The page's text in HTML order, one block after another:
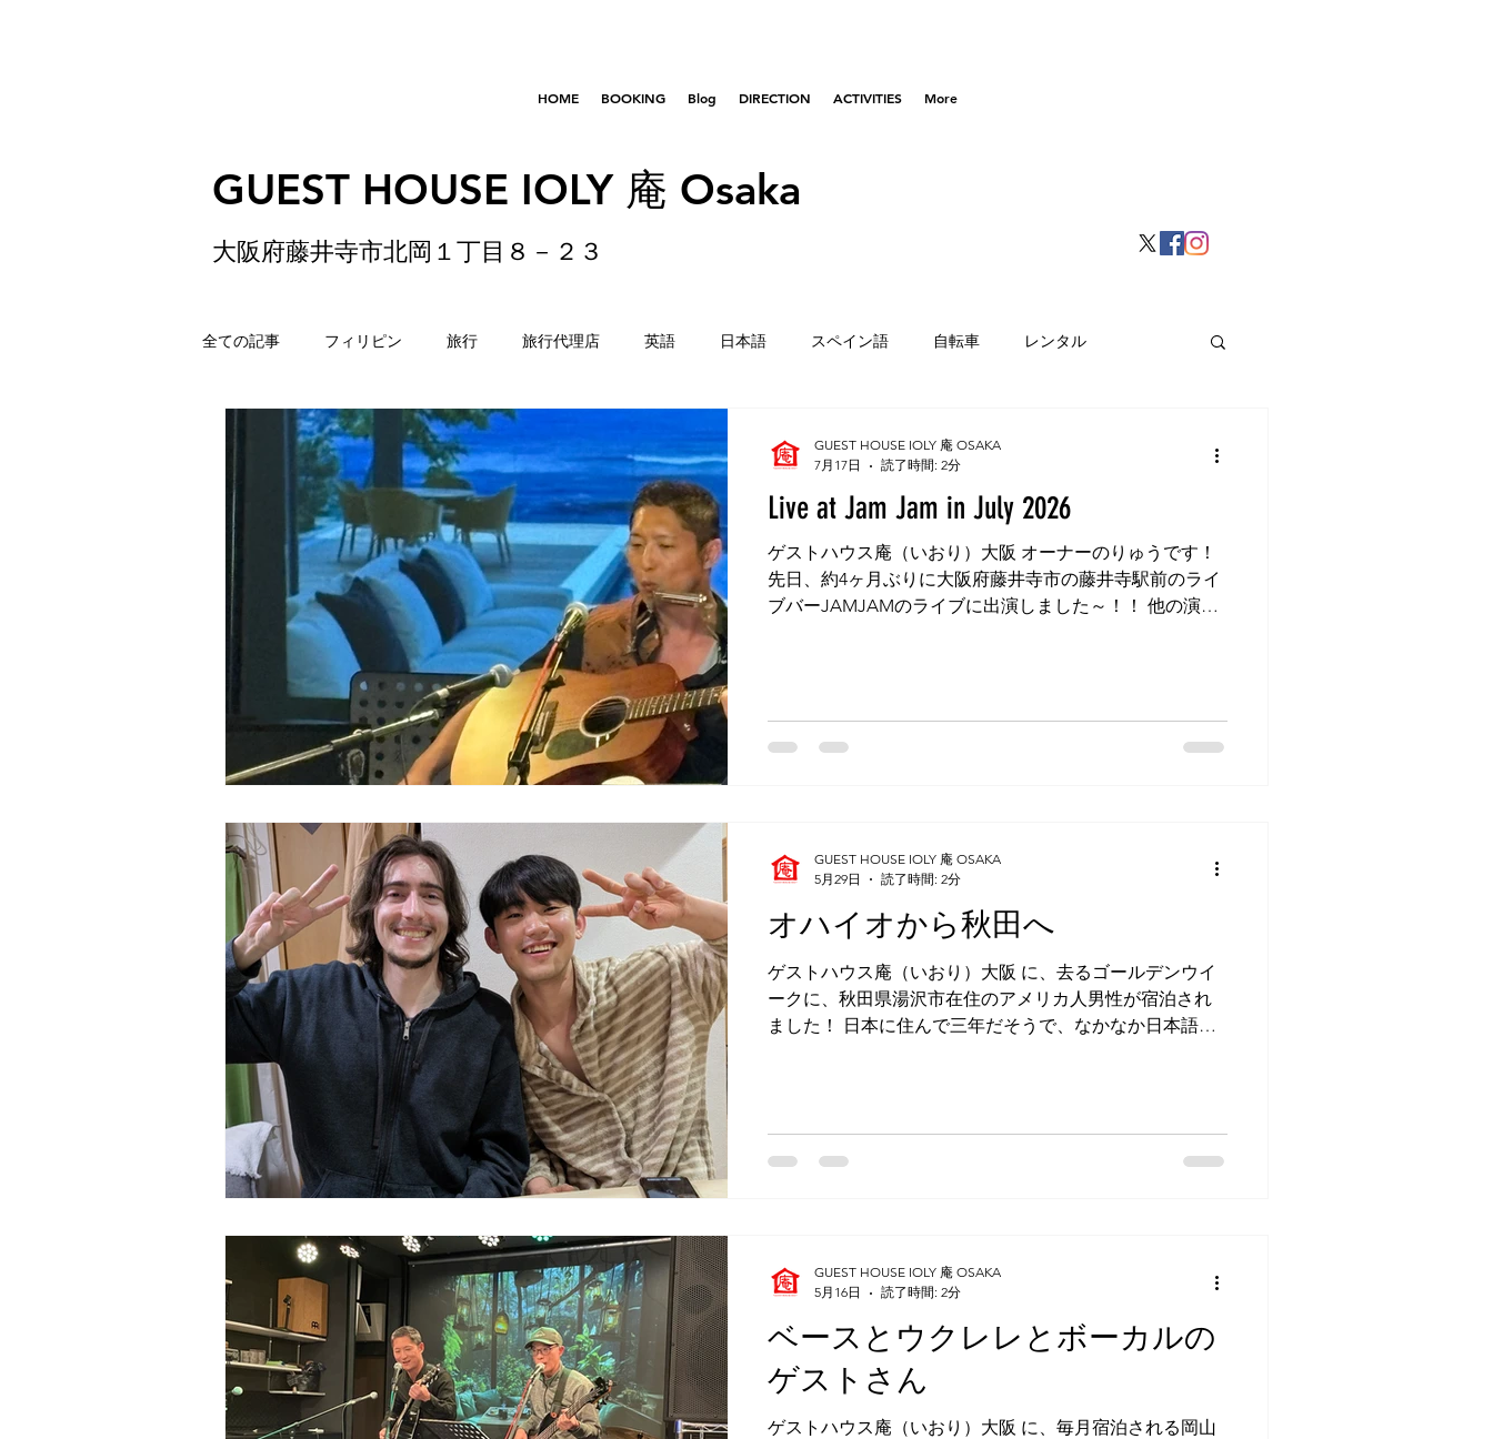
HOME BOOKING Blog DIRECTION ACTIVITIES More
GUEST HOUSE IOLY 庵 Osaka
大阪府藤井寺市北岡１丁目８－２３
全ての記事 フィリピン 旅行 旅行代理店 英語 日本語 スペイン語 自転車 レンタル
ゲストハウス 松原 香港
Yokohama 古市古墳群 鼓いちじくソース 恵我ノ荘駅 サンドイッチ アプリコット
sandwich apricot university 台湾 西国三十三所 藤井寺
Live at Jam Jam in July 2026
ゲストハウス庵（いおり）大阪 オーナーのりゅうです！
先日、約4ヶ月ぶりに大阪府藤井寺市の藤井寺駅前のライ
ブバーJAMJAMのライブに出演しました～！！ 他の演者
Going On', ボブ・ディランの 'Just Like A Woman', ビー
Ukraine（ウクライナのためのコンサート）と銘打ってゲ
ライブを敢行したときにも同曲を歌いましたが、2026年
えません
GUEST HOUSE IOLY 庵 OSAKA
7月17日
読了時間: 2分
オハイオから秋田へ
ゲストハウス庵（いおり）大阪 に、去るゴールデンウイ
ークに、秋田県湯沢市在住のアメリカ人男性が宿泊され
ました！ 日本に住んで三年だそうで、なかなか日本語が
えているそうで、いわゆるALTの仕事のみに従事している
英語教師よりも日本人の英語の特徴や弱点についてよく
他のアジア人が主語や目的語を省いて話す傾向にあるこ
となどを彼は認識していたのです！ 「東京に住んでいた
田では日本語が話せないとやっていけない。」と、秋田
在住という、自分の置かれた環境を活かしているように
見受けました。✨ 秋田の日本人の友人のそのまた友人に
会いに来たそうで、そのご友人は当ゲストハウスからク
GUEST HOUSE IOLY 庵 OSAKA
5月29日
読了時間: 2分
ベースとウクレレとボーカルの
ゲストさん
ゲストハウス庵（いおり）大阪 に、毎月宿泊される岡山
GUEST HOUSE IOLY 庵 OSAKA
5月16日
読了時間: 2分